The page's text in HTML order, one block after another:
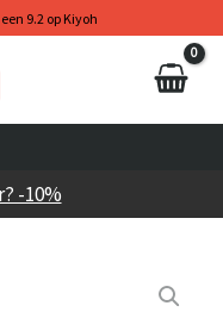
9.2 op Kiyoh
-10%